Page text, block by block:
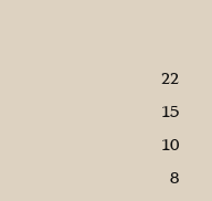
22
15
10
8